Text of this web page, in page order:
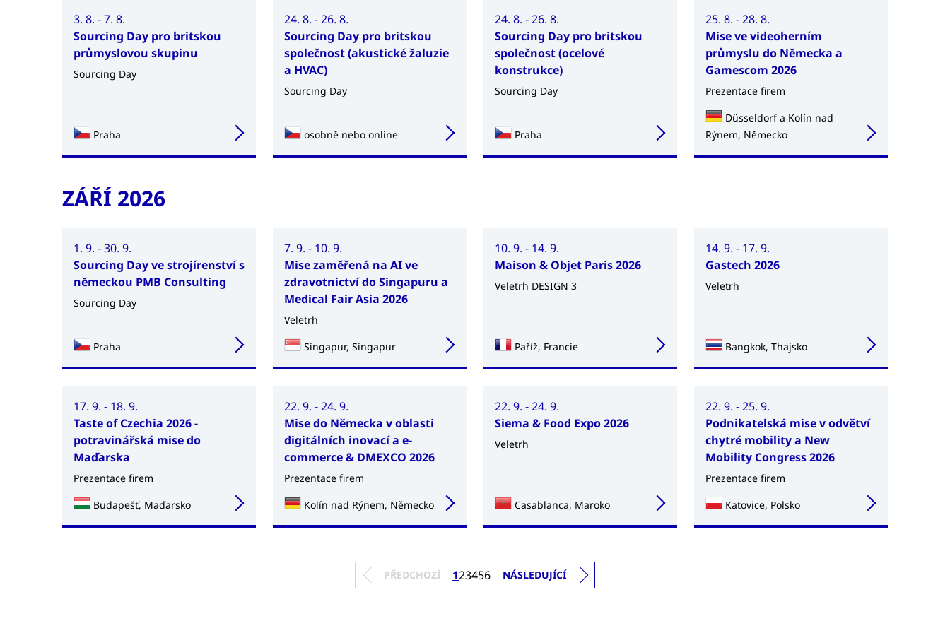
3. 8. - 7. 8.
Sourcing Day pro britskou
průmyslovou skupinu
Sourcing Day
Praha
24. 8. - 26. 8.
Sourcing Day pro britskou
společnost (akustické žaluzie
a HVAC)
Sourcing Day
osobně nebo online
24. 8. - 26. 8.
Sourcing Day pro britskou
společnost (ocelové
konstrukce)
Sourcing Day
Praha
25. 8. - 28. 8.
Mise ve videoherním
průmyslu do Německa a
Gamescom 2026
Prezentace firem
Düsseldorf a Kolín nad
Rýnem, Německo
ZÁŘÍ 2026
1. 9. - 30. 9.
Sourcing Day ve strojírenství s
německou PMB Consulting
Sourcing Day
Praha
7. 9. - 10. 9.
Mise zaměřená na AI ve
zdravotnictví do Singapuru a
Medical Fair Asia 2026
Veletrh
Singapur, Singapur
10. 9. - 14. 9.
Maison & Objet Paris 2026
Veletrh DESIGN 3
Paříž, Francie
14. 9. - 17. 9.
Gastech 2026
Veletrh
Bangkok, Thajsko
17. 9. - 18. 9.
Taste of Czechia 2026 -
potravinářská mise do
Maďarska
Prezentace firem
Budapešť, Maďarsko
22. 9. - 24. 9.
Mise do Německa v oblasti
digitálních inovací a e-
commerce & DMEXCO 2026
Prezentace firem
Kolín nad Rýnem, Německo
22. 9. - 24. 9.
Siema & Food Expo 2026
Veletrh
Casablanca, Maroko
22. 9. - 25. 9.
Podnikatelská mise v odvětví
chytré mobility a New
Mobility Congress 2026
Prezentace firem
Katovice, Polsko
PŘEDCHOZÍ 123456 NÁSLEDUJÍCÍ